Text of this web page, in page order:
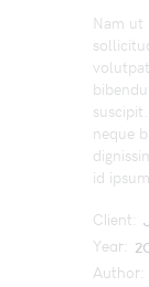
Nam ut
neque
id
Client:
Year:
Author: